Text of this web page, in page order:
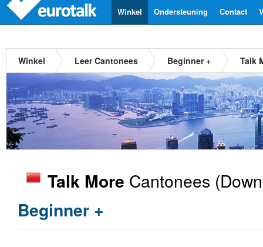
Contact
Ondersteuning
Winkel
Winkel Leer Cantonees Beginner + Talk
Talk More Cantonees
Beginner +